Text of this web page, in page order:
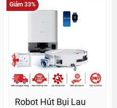
Giảm 33%
Robot Hút Bụi Lau